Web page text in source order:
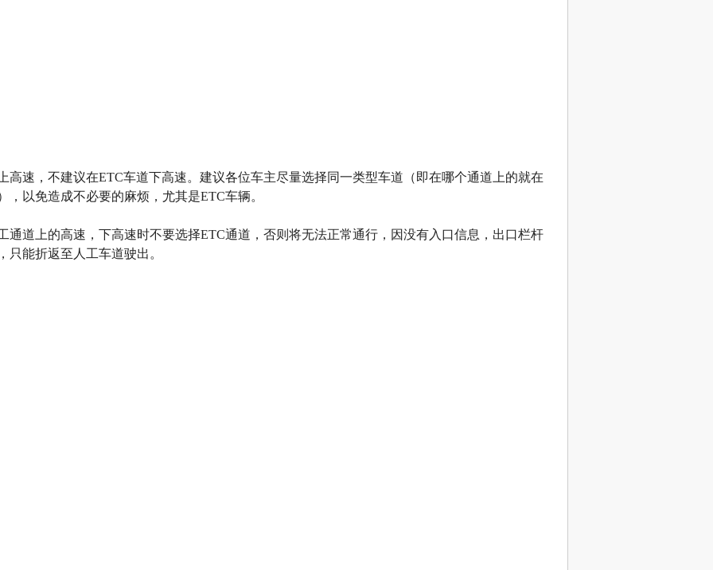
高速，不建议在ETC车道下高速。建议各位车主尽量选择同一类型车道（即在哪个通道上的就在
，以免造成不必要的麻烦，尤其是ETC车辆。
通道上的高速，下高速时不要选择ETC通道，否则将无法正常通行，因没有入口信息，出口栏杆
只能折返至人工车道驶出。